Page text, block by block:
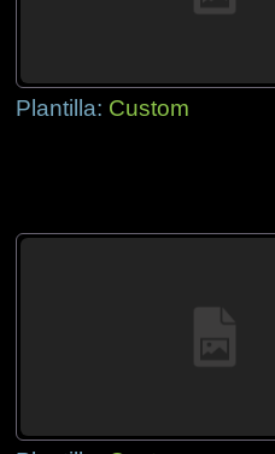
Plantilla: Custom